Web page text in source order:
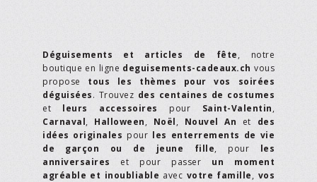
Déguisements et articles de fête, notre
boutique en ligne deguisements-cadeaux.ch vous
propose tous les thèmes pour vos soirées
déguisées. Trouvez des centaines de costumes
et leurs accessoires pour Saint-Valentin,
Carnaval, Halloween, Noël, Nouvel An et des
idées originales pour les enterrements de vie
de garçon ou de jeune fille, pour les
anniversaires et pour passer un moment
agréable et inoubliable avec votre famille, vos